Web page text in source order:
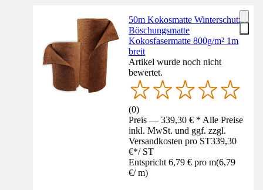
50m Kokosmatte Winterschutz
Böschungsmatte
Kokosfasermatte 800g/m² 1m
breit
Artikel wurde noch nicht
bewertet.
(0)
Preis — 339,30 € * Alle Preise
inkl. MwSt. und ggf. zzgl.
Versandkosten pro ST339,30
€*/ ST
Entspricht 6,79 € pro m(6,79
€/ m)